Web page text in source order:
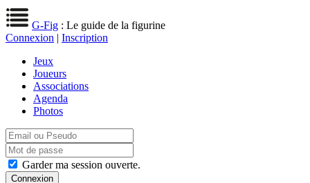
G-Fig : Le guide de la figurine
Connexion | Inscription
Jeux
Joueurs
Associations
Agenda
Photos
Garder ma session ouverte.